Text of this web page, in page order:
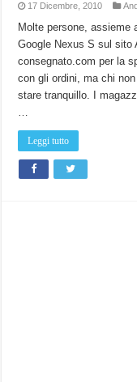
17 Dicembre, 2010
Molte persone, assieme
Google Nexus S sul sito
consegnato.com per la
con gli ordini, ma chi non
stare tranquillo. I
…
Leggi tutto